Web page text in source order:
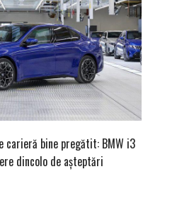
carieră bine pregătit: BMW i3
dincolo de așteptări